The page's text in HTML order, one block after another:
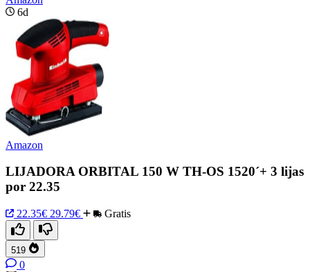
6d
Amazon
LIJADORA ORBITAL 150 W TH-OS 1520´+ 3 lijas
por 22.35
22.35€ 29.79€ Gratis
519
0